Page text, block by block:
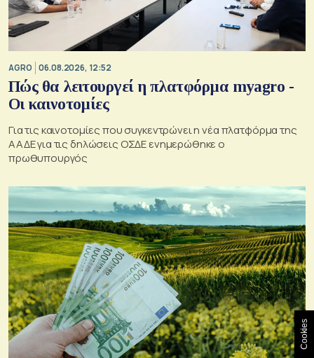
AGRO 06.08.2026, 12:52
Πώς θα λειτουργεί η πλατφόρμα myagro -
Οι καινοτομίες
Για τις καινοτομίες που συγκεντρώνει η νέα πλατφόρμα της
ΑΑΔΕ για τις δηλώσεις ΟΣΔΕ ενημερώθηκε ο
πρωθυπουργός
Cookies